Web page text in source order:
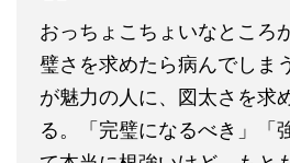
おっちょこちょいなところ
璧さを求めたら病んでしま
が魅力の人に、図太さを求
る。「完璧になるべき」「